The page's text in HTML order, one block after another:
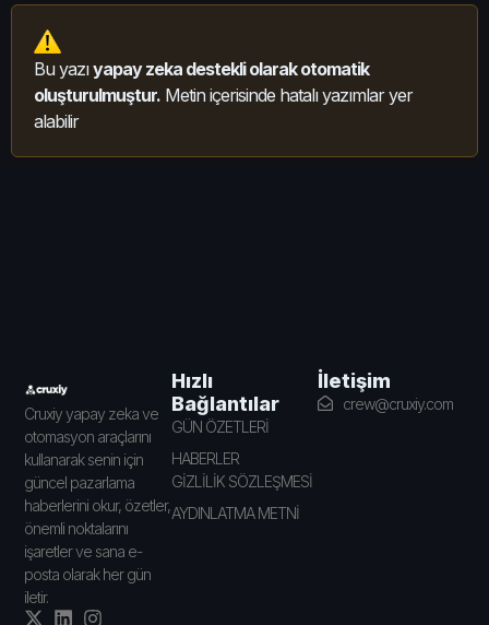
Bu yazıyapay zeka destekli olarak otomatik
oluşturulmuştur. Metin içerisinde hatalı yazımlar yer
alabilir
Cruxiy yapay zeka ve
otomasyon araçlarını
kullanarak senin için
güncel pazarlama
haberlerini okur, özetler,
önemli noktalarını
işaretler ve sana e-
posta olarak her gün
iletir.
Hızlı
Bağlantılar
GÜN ÖZETLERİ
HABERLER
GİZLİLİK SÖZLEŞMESİ
AYDINLATMA METNİ
İletişim
crew@cruxiy.com